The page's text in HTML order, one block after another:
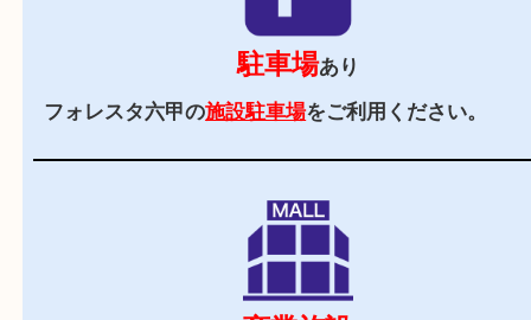
全国2,000 店舗以上
全国展開している買取大吉！初めて買取店をご利